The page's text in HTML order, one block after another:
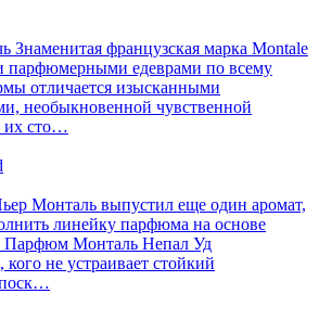
Знаменитая французская марка Montale
парфюмерными едеврами по всему
отличается изысканными
необыкновенной чувственной
их сто…
Монталь выпустил еще один аромат,
линейку парфюма на основе
Парфюм Монталь Непал Уд
кого не устраивает стойкий